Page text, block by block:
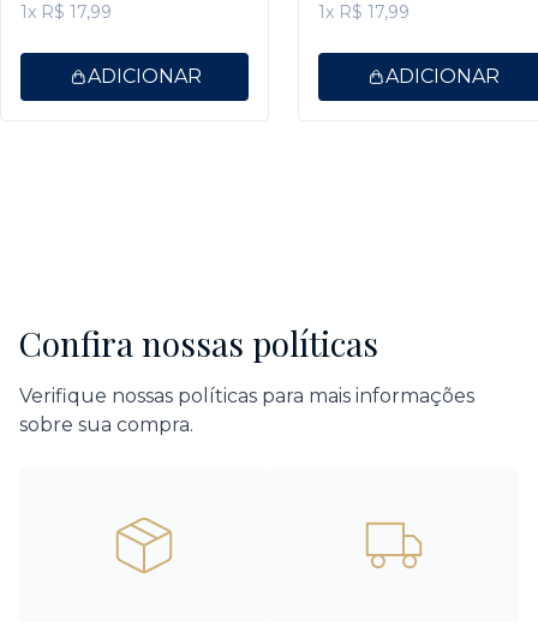
1x R$ 17,99
ADICIONAR
1x R$ 17,99
ADICIONAR
Confira nossas políticas
Verifique nossas políticas para mais informações
sobre sua compra.